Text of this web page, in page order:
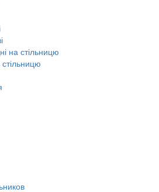
на стільницю